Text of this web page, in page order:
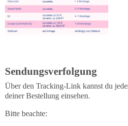
Sendungsverfolgung
Über den Tracking-Link kannst du
deiner Bestellung einsehen.
Bitte beachte: